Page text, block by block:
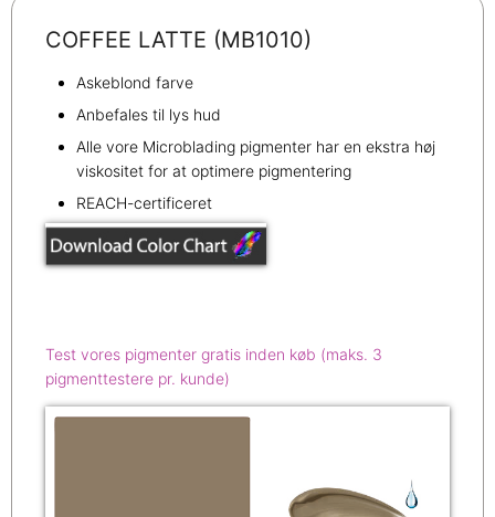
COFFEE LATTE (MB1010)
Askeblond farve
Anbefales til lys hud
Alle vore Microblading pigmenter har en ekstra høj
viskositet for at optimere pigmentering
REACH-certificeret
Test vores pigmenter gratis inden køb (maks. 3
pigmenttestere pr. kunde)